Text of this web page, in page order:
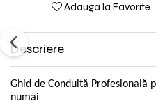
Adauga la Favorite
Descriere
Ghid de Conduită Profesională
numai